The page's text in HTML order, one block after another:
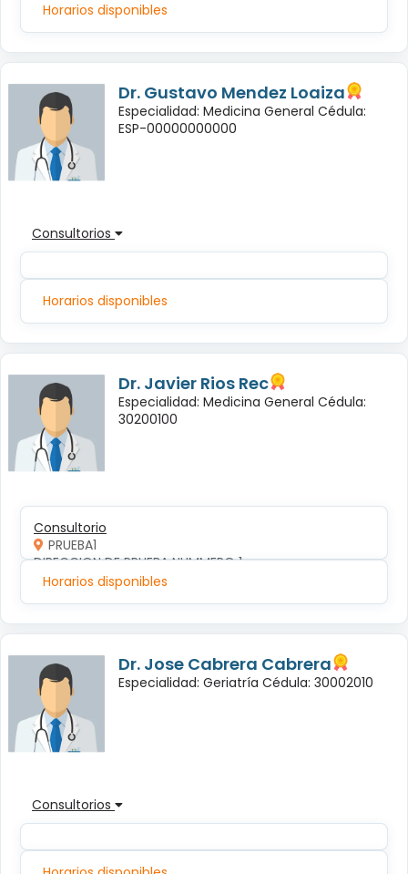
Horarios disponibles
Dr. Gustavo Mendez Loaiza
Especialidad: Medicina General Cédula:
ESP-00000000000
Consultorios
Horarios disponibles
Dr. Javier Rios Rec
Especialidad: Medicina General Cédula:
30200100
Consultorio
PRUEBA1
DIRECCION DE PRUEBA NUMMERO 1
Horarios disponibles
Dr. Jose Cabrera Cabrera
Especialidad: Geriatría Cédula: 30002010
Consultorios